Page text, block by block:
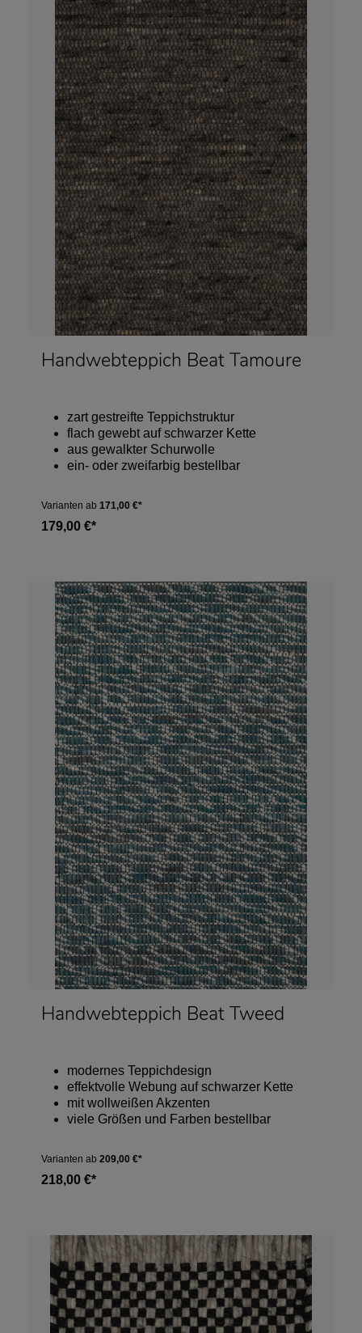
Handwebteppich Beat Tamoure
zart gestreifte Teppichstruktur
flach gewebt auf schwarzer Kette
aus gewalkter Schurwolle
ein- oder zweifarbig bestellbar
Varianten ab 171,00 €*
179,00 €*
Handwebteppich Beat Tweed
modernes Teppichdesign
effektvolle Webung auf schwarzer Kette
mit wollweißen Akzenten
viele Größen und Farben bestellbar
Varianten ab 209,00 €*
218,00 €*